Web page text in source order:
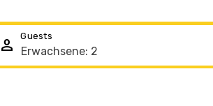
person Guests